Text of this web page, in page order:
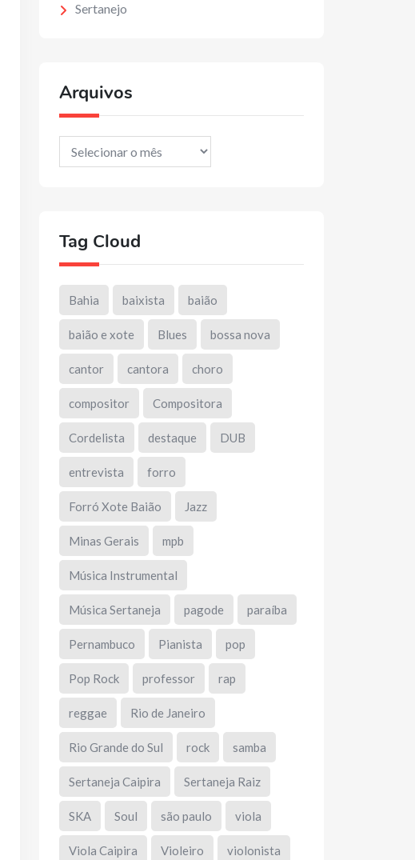
Sertanejo
Arquivos
Arquivos
Tag Cloud
Bahia baixista baião
baião e xote Blues bossa nova
cantor cantora choro
compositor Compositora
Cordelista destaque DUB
entrevista forro
Forró Xote Baião Jazz
Minas Gerais mpb
Música Instrumental
Música Sertaneja pagode paraíba
Pernambuco Pianista pop
Pop Rock professor rap
reggae Rio de Janeiro
Rio Grande do Sul rock samba
Sertaneja Caipira Sertaneja Raiz
SKA Soul são paulo viola
Viola Caipira Violeiro violonista